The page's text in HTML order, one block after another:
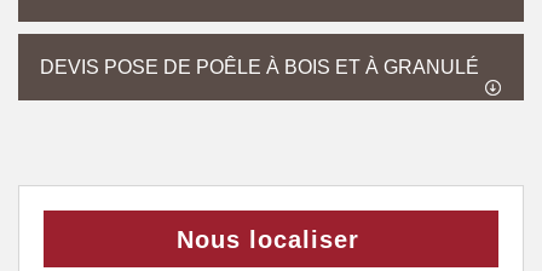
DEVIS POSE DE POÊLE À BOIS ET À GRANULÉ
Nous localiser